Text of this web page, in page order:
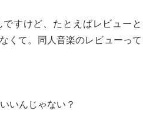
すけど、たとえばレビューと
くて。同人音楽のレビューって
いんじゃない？